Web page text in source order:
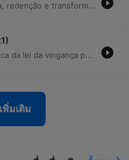
Uma narrativa reflexiva sobre culpa, redenção e transformação espiritual. O episódio utiliza a metáfora de uma tábua envernizada que, ao ser perfurada por pregos representando erros do passado, ilustra como as consequências das ações permanecem mesmo após tentativas de reparação através de boas obras. A história acompanha a trajetória de um homem que, atormentado pelo peso de sua consciência, encontra consolo e purificação ao ouvir uma mensagem bíblica sobre o sacrifício de Jesus Cristo. O relato explora temas como a impossibilidade de apagar marcas do passado apenas com esforço próprio e a busca pela paz interior através da fé.
O pregador analisa a transição bíblica da lei da vingança para a lei do perdão ilimitado, utilizando exemplos de Caim, Lameque e Adoni Bezeque para contrastar a tentativa humana de extrapolar a justiça com o ensinamento de Jesus. O episódio explora a natureza do perdão cristão através da parábola do credor incompassível, enfatizando que o perdão deve ser genuíno e de coração. A mensagem aborda a importância vital do auto-perdão e do perdão ao próximo como condições para receber bênçãos divinas e evitar o aprisionamento espiritual. A ministração conclui com uma oração de purificação, buscando o alívio espiritual e a paz interior através do ato de liberar mágoas.
พิ่มเติม